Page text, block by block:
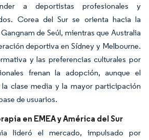
a deportistas profesionales y
Corea del Sur se orienta hacia la
de Seúl, mientras que Australia
deportiva en Sídney y Melbourne.
y las preferencias culturales por
frenan la adopción, aunque el
clase media y la mayor participación
de usuarios.
en EMEA y América del Sur
lideró el mercado, impulsado por